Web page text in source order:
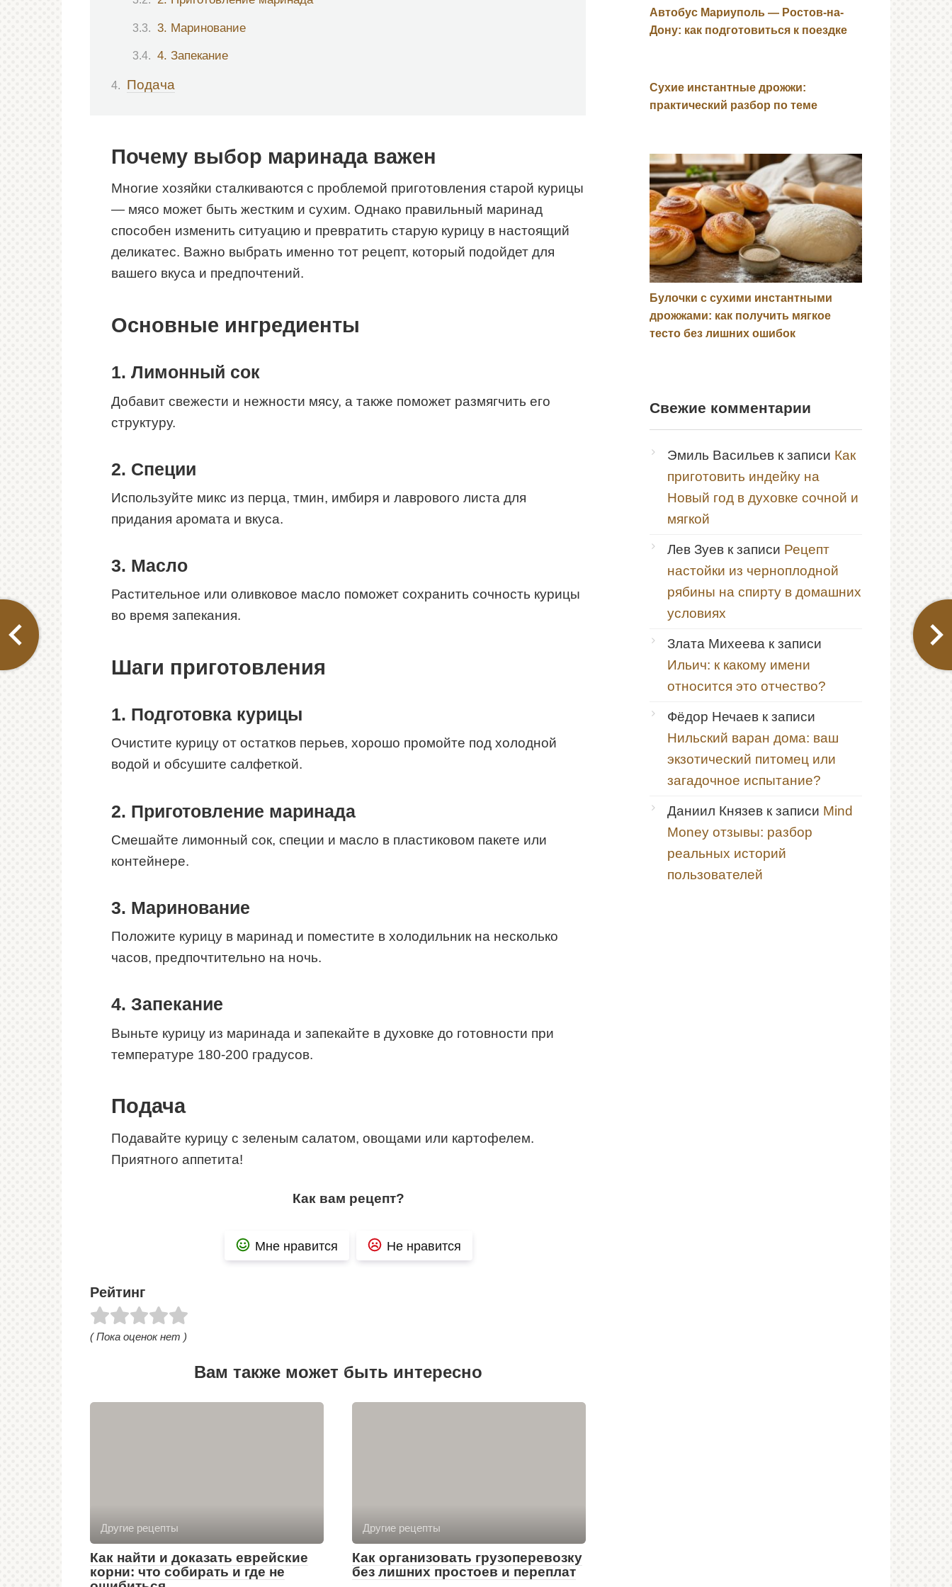
3. Маринование
4. Запекание
Подача
Почему выбор маринада важен
Многие хозяйки сталкиваются с проблемой приготовления старой курицы
— мясо может быть жестким и сухим. Однако правильный маринад
способен изменить ситуацию и превратить старую курицу в настоящий
деликатес. Важно выбрать именно тот рецепт, который подойдет для
вашего вкуса и предпочтений.
Основные ингредиенты
1. Лимонный сок
Добавит свежести и нежности мясу, а также поможет размягчить его
структуру.
2. Специи
Используйте микс из перца, тмин, имбиря и лаврового листа для
придания аромата и вкуса.
3. Масло
Растительное или оливковое масло поможет сохранить сочность курицы
во время запекания.
Шаги приготовления
1. Подготовка курицы
Очистите курицу от остатков перьев, хорошо промойте под холодной
водой и обсушите салфеткой.
2. Приготовление маринада
Смешайте лимонный сок, специи и масло в пластиковом пакете или
контейнере.
3. Маринование
Положите курицу в маринад и поместите в холодильник на несколько
часов, предпочтительно на ночь.
4. Запекание
Выньте курицу из маринада и запекайте в духовке до готовности при
температуре 180-200 градусов.
Подача
Подавайте курицу с зеленым салатом, овощами или картофелем.
Приятного аппетита!
Как вам рецепт?
Мне нравится Не нравится
Рейтинг
( Пока оценок нет )
Вам также может быть интересно
Другие рецепты
Как найти и доказать еврейские
корни: что собирать и где не
Другие рецепты
Как организовать грузоперевозку
без лишних простоев и переплат
Автобус Мариуполь — Ростов-на-
Дону: как подготовиться к поездке
Сухие инстантные дрожжи:
практический разбор по теме
Булочки с сухими инстантными
дрожжами: как получить мягкое
тесто без лишних ошибок
Свежие комментарии
Эмиль Васильев к записи Как
приготовить индейку на
Новый год в духовке сочной и
мягкой
Лев Зуев к записи Рецепт
настойки из черноплодной
рябины на спирту в домашних
условиях
Злата Михеева к записи
Ильич: к какому имени
относится это отчество?
Фёдор Нечаев к записи
Нильский варан дома: ваш
экзотический питомец или
загадочное испытание?
Даниил Князев к записи Mind
Money отзывы: разбор
реальных историй
пользователей